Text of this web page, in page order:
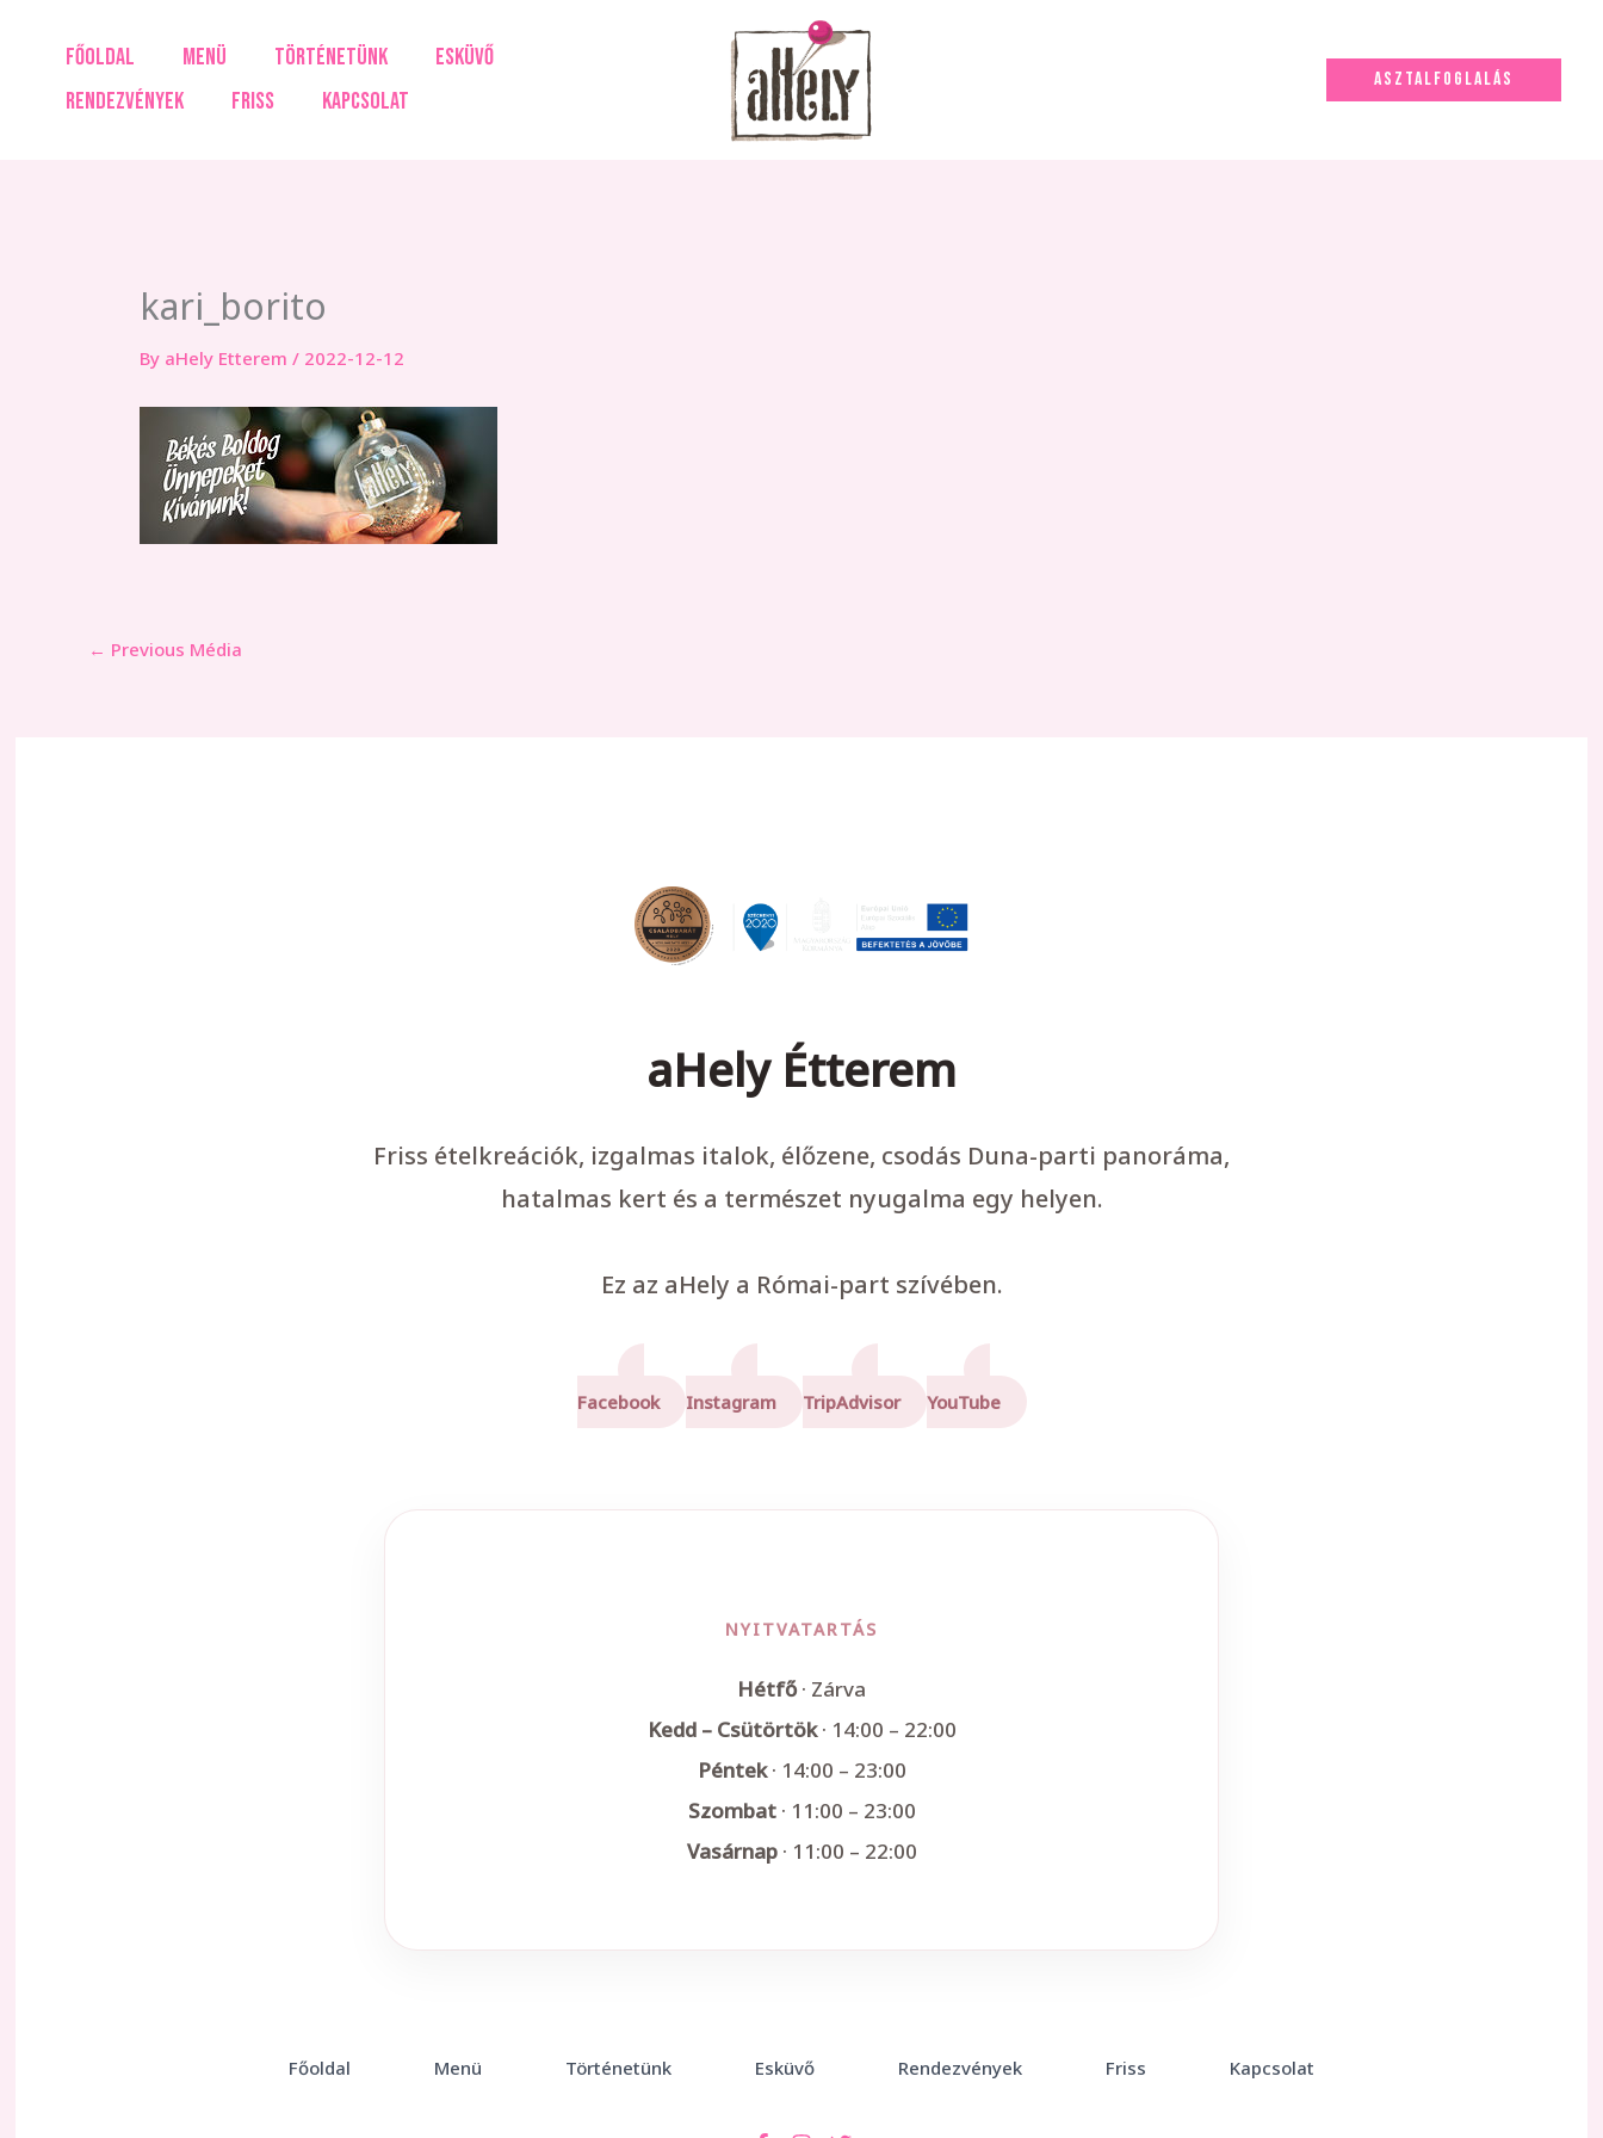
FŐOLDAL MENÜ TÖRTÉNETÜNK
ESKÜVŐ
RENDEZVÉNYEK
FRISS KAPCSOLAT
ASZTALFOGLALÁS
kari_borito
By aHely Etterem / 2022-12-12
← Previous Média
aHely Étterem
Friss ételkreációk, izgalmas italok, élőzene, csodás Duna-parti panoráma,
hatalmas kert és a természet nyugalma egy helyen.
Ez az aHely a Római-part szívében.
Facebook Instagram TripAdvisor YouTube
NYITVATARTÁS
Hétfő· Zárva
Kedd – Csütörtök· 14:00 – 22:00
Péntek· 14:00 – 23:00
Szombat· 11:00 – 23:00
Vasárnap· 11:00 – 22:00
Főoldal Menü Történetünk Esküvő Rendezvények Friss Kapcsolat